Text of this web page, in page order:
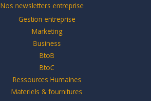
Nos newsletters entreprise
Gestion entreprise
Marketing
Business
BtoB
BtoC
Ressources Humaines
Materiels & fournitures